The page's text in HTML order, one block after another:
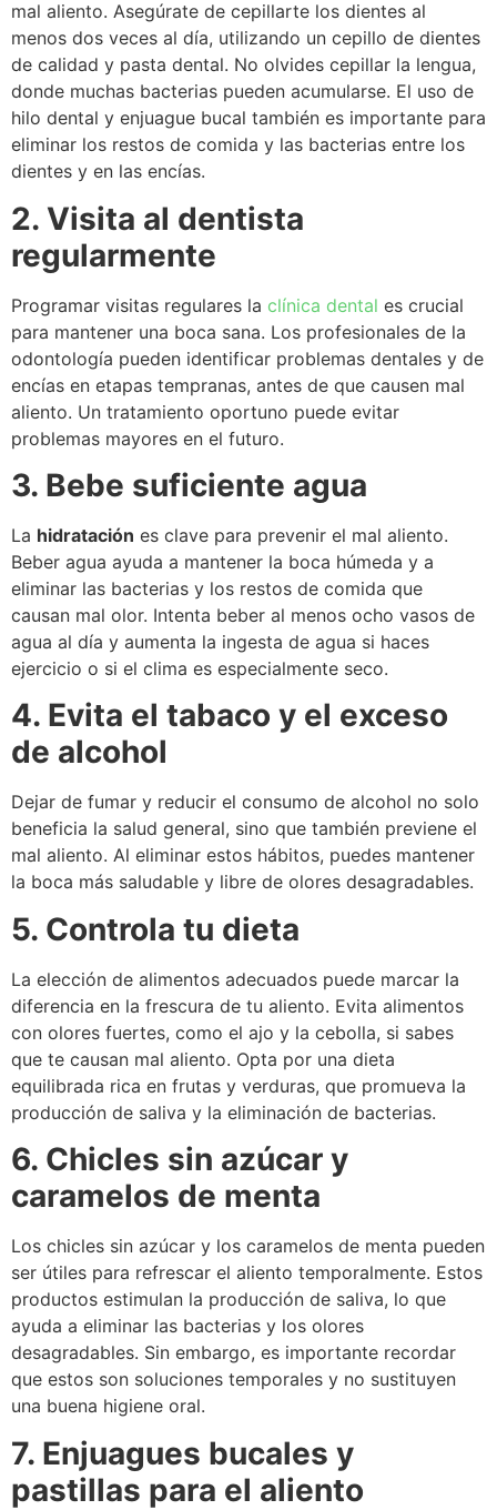
mal aliento. Asegúrate de cepillarte los dientes al
menos dos veces al día, utilizando un cepillo de dientes
de calidad y pasta dental. No olvides cepillar la lengua,
donde muchas bacterias pueden acumularse. El uso de
hilo dental y enjuague bucal también es importante para
eliminar los restos de comida y las bacterias entre los
dientes y en las encías.
2. Visita al dentista
regularmente
Programar visitas regulares la clínica dental es crucial
para mantener una boca sana. Los profesionales de la
odontología pueden identificar problemas dentales y de
encías en etapas tempranas, antes de que causen mal
aliento. Un tratamiento oportuno puede evitar
problemas mayores en el futuro.
3. Bebe suficiente agua
La hidratación es clave para prevenir el mal aliento.
Beber agua ayuda a mantener la boca húmeda y a
eliminar las bacterias y los restos de comida que
causan mal olor. Intenta beber al menos ocho vasos de
agua al día y aumenta la ingesta de agua si haces
ejercicio o si el clima es especialmente seco.
4. Evita el tabaco y el exceso
de alcohol
Dejar de fumar y reducir el consumo de alcohol no solo
beneficia la salud general, sino que también previene el
mal aliento. Al eliminar estos hábitos, puedes mantener
la boca más saludable y libre de olores desagradables.
5. Controla tu dieta
La elección de alimentos adecuados puede marcar la
diferencia en la frescura de tu aliento. Evita alimentos
con olores fuertes, como el ajo y la cebolla, si sabes
que te causan mal aliento. Opta por una dieta
equilibrada rica en frutas y verduras, que promueva la
producción de saliva y la eliminación de bacterias.
6. Chicles sin azúcar y
caramelos de menta
Los chicles sin azúcar y los caramelos de menta pueden
ser útiles para refrescar el aliento temporalmente. Estos
productos estimulan la producción de saliva, lo que
ayuda a eliminar las bacterias y los olores
desagradables. Sin embargo, es importante recordar
que estos son soluciones temporales y no sustituyen
una buena higiene oral.
7. Enjuagues bucales y
pastillas para el aliento